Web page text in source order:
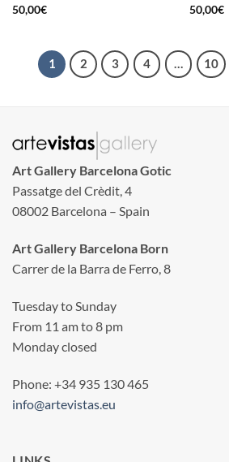
50,00€
50,00€
1 2 3 4 … 10
Art Gallery Barcelona Gotic
Passatge del Crèdit, 4
08002 Barcelona – Spain
Art Gallery Barcelona Born
Carrer de la Barra de Ferro, 8
Tuesday to Sunday
From 11 am to 8 pm
Monday closed
Phone: +34 935 130 465
info@artevistas.eu